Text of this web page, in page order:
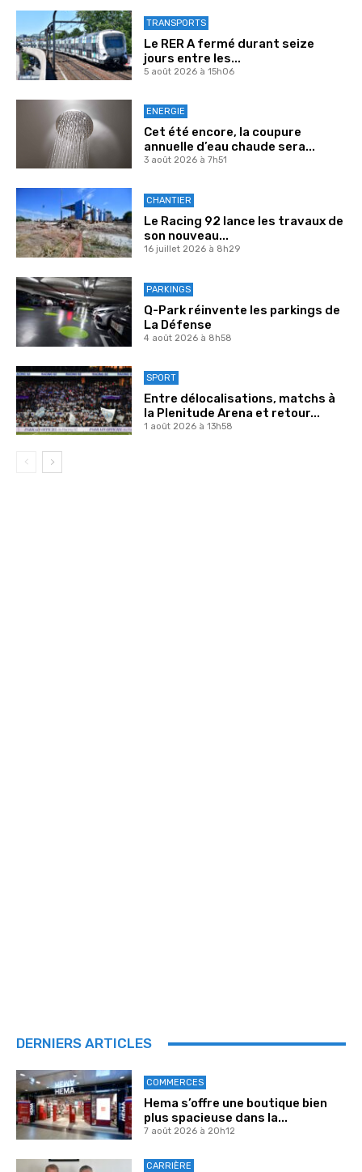
TRANSPORTS
Le RER A fermé durant seize
jours entre les...
5 août 2026 à 15h06
ENERGIE
Cet été encore, la coupure
annuelle d’eau chaude sera...
3 août 2026 à 7h51
CHANTIER
Le Racing 92 lance les travaux de
son nouveau...
16 juillet 2026 à 8h29
PARKINGS
Q-Park réinvente les parkings de
La Défense
4 août 2026 à 8h58
SPORT
Entre délocalisations, matchs à
la Plenitude Arena et retour...
1 août 2026 à 13h58
DERNIERS ARTICLES
COMMERCES
Hema s’offre une boutique bien
plus spacieuse dans la...
7 août 2026 à 20h12
CARRIÈRE